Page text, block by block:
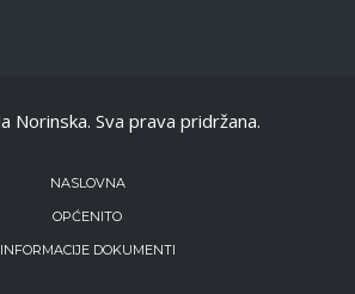
Norinska. Sva prava pridržana.
NASLOVNA
OPĆENITO
INFORMACIJE DOKUMENTI